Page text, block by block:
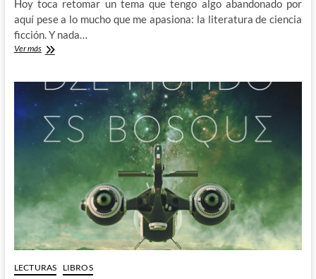
Hoy toca retomar un tema que tengo algo abandonado por
aquí pese a lo mucho que me apasiona: la literatura de ciencia
ficción. Y nada…
Ver másVida
muerte
Infierno
de
LECTURAS LIBROS